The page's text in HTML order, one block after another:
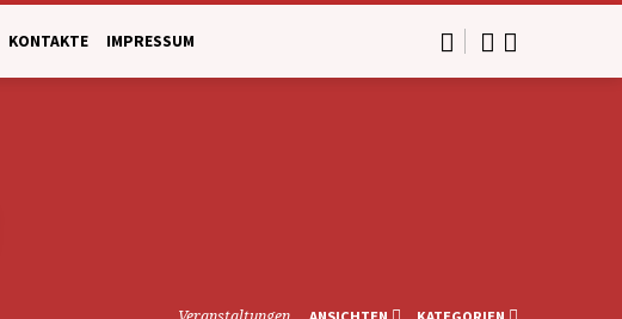
KONTAKTE IMPRESSUM
ANSICHTEN KATEGORIEN